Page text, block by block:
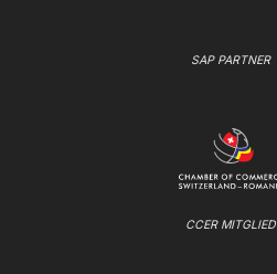
SAP PARTNER
CCER MITGLIED